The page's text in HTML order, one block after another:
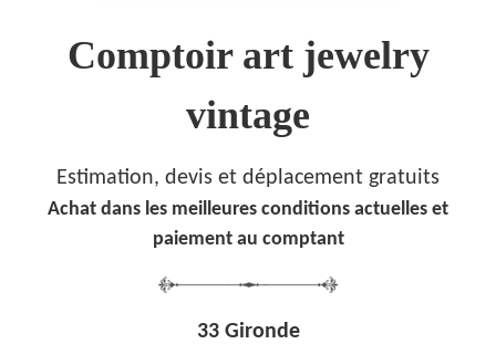
Comptoir art jewelry
vintage
Estimation, devis et déplacement gratuits
Achat dans les meilleures conditions actuelles et
paiement au comptant
33 Gironde